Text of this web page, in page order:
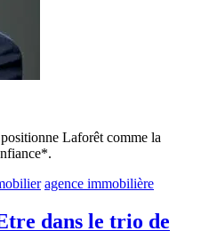
Laforêt comme la
agence immobilière
dans le trio de